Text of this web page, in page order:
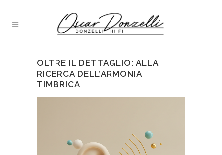
OLTRE IL DETTAGLIO: ALLA
RICERCA DELL’ARMONIA
TIMBRICA